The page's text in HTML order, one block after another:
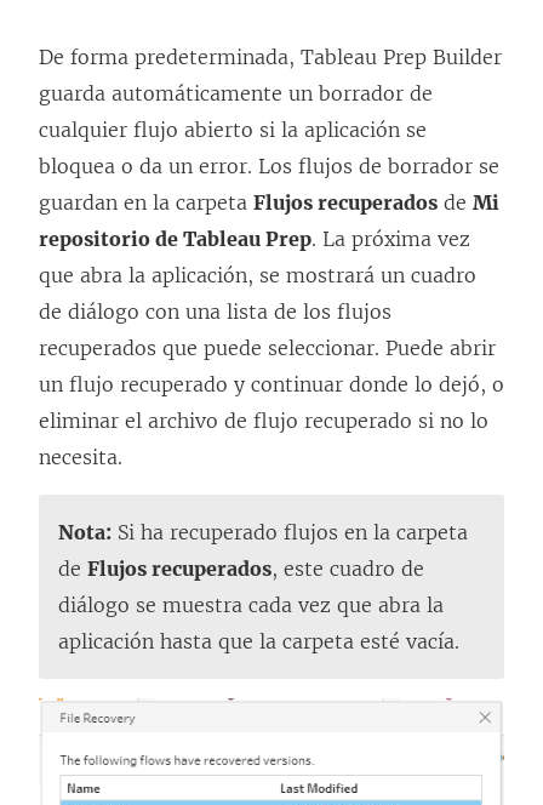
e
n
t
a
n
a
n
u
e
v
a
c
e
s
e
a
b
r
e
e
n
u
v
e
n
t
n
De forma predeterminada, Tableau Prep Builder
guarda automáticamente un borrador de
cualquier flujo abierto si la aplicación se
bloquea o da un error. Los flujos de borrador se
guardan en la carpeta Flujos recuperados de Mi
repositorio de Tableau Prep. La próxima vez
que abra la aplicación, se mostrará un cuadro
de diálogo con una lista de los flujos
recuperados que puede seleccionar. Puede abrir
un flujo recuperado y continuar donde lo dejó, o
eliminar el archivo de flujo recuperado si no lo
necesita.
Nota: Si ha recuperado flujos en la carpeta
de Flujos recuperados, este cuadro de
diálogo se muestra cada vez que abra la
aplicación hasta que la carpeta esté vacía.